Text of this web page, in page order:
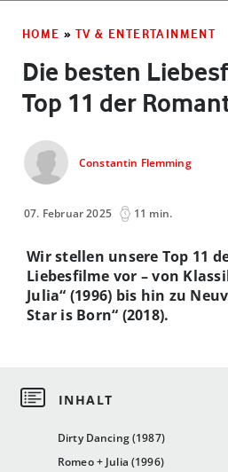
HOME » TV & ENTERTAINMENT
Die besten
Top 11 der
Constantin Flemming
07. Februar 2025 11 min.
Dirty Dancing (1987)
Romeo + Julia (1996)
Wir stellen unsere Top 11
Liebesfilme vor – von
Julia“ (1996) bis hin zu
Star is Born“ (2018).